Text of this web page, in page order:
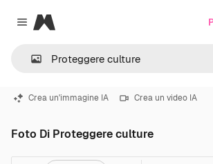
Close menu
Magnific
Crea un'immagine IA Crea un video IA
Foto Di Proteggere culture